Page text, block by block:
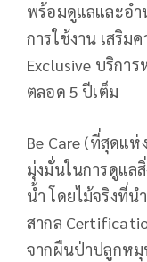
พร้อมดูแลและอำ
การใช้งาน เสริม
Exclusive บริกา
ตลอด 5 ปีเต็ม
Be Care (ที่สุดแห่
มุ่งมั่นในการดูแล
น้ำ โดยไม้จริงที่น
สากล
จากผืนป่าปลูกหมุ